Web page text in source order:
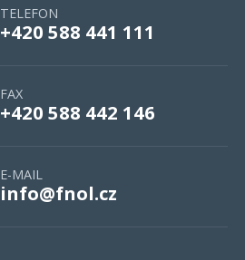
TELEFON
+420 588 441 111
FAX
+420 588 442 146
E-MAIL
info@fnol.cz